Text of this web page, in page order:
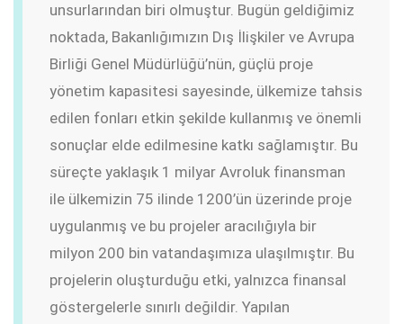
unsurlarından biri olmuştur. Bugün geldiğimiz
noktada, Bakanlığımızın Dış İlişkiler ve Avrupa
Birliği Genel Müdürlüğü’nün, güçlü proje
yönetim kapasitesi sayesinde, ülkemize tahsis
edilen fonları etkin şekilde kullanmış ve önemli
sonuçlar elde edilmesine katkı sağlamıştır. Bu
süreçte yaklaşık 1 milyar Avroluk finansman
ile ülkemizin 75 ilinde 1200’ün üzerinde proje
uygulanmış ve bu projeler aracılığıyla bir
milyon 200 bin vatandaşımıza ulaşılmıştır. Bu
projelerin oluşturduğu etki, yalnızca finansal
göstergelerle sınırlı değildir. Yapılan